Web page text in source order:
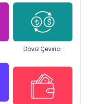
Döviz Çevirici